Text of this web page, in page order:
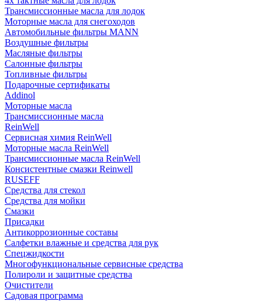
Трансмиссионные масла для лодок
Моторные масла для снегоходов
Автомобильные фильтры MANN
Воздушные фильтры
Масляные фильтры
Салонные фильтры
Топливные фильтры
Подарочные сертификаты
Addinol
Моторные масла
Трансмиссионные масла
ReinWell
Сервисная химия ReinWell
Моторные масла ReinWell
Трансмиссионные масла ReinWell
Консистентные смазки Reinwell
RUSEFF
Средства для стекол
Средства для мойки
Смазки
Присадки
Антикоррозионные составы
Салфетки влажные и средства для рук
Спецжидкости
Многофункциональные сервисные средства
Полироли и защитные средства
Очистители
Садовая программа